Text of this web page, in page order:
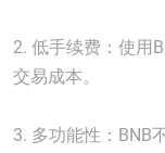
2. 低手续费：使用
交易成本。
3. 多功能性：BNB